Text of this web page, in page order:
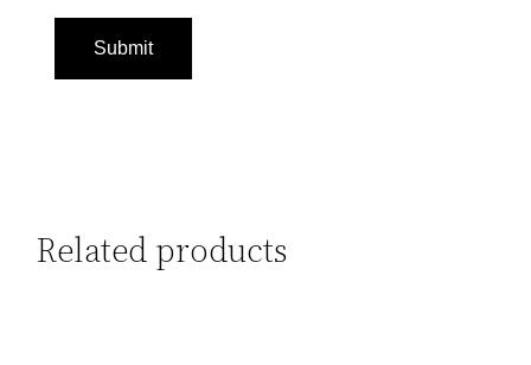
Related products